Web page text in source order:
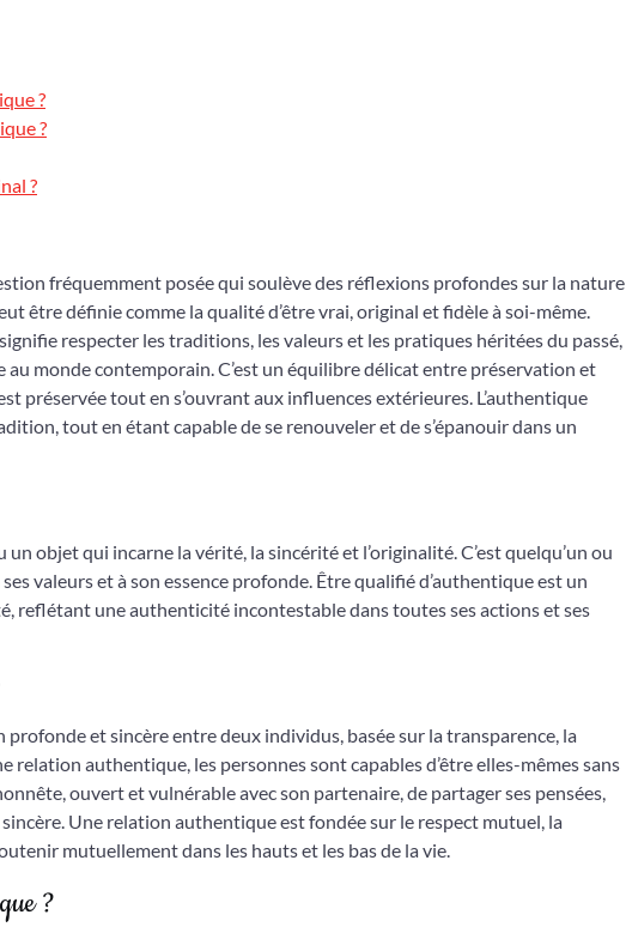
?
?
?
fréquemment posée qui soulève des réflexions profondes sur la nature
être définie comme la qualité d’être vrai, original et fidèle à soi-même.
respecter les traditions, les valeurs et les pratiques héritées du passé,
monde contemporain. C’est un équilibre délicat entre préservation et
préservée tout en s’ouvrant aux influences extérieures. L’authentique
tout en étant capable de se renouveler et de s’épanouir dans un
objet qui incarne la vérité, la sincérité et l’originalité. C’est quelqu’un ou
valeurs et à son essence profonde. Être qualifié d’authentique est un
reflétant une authenticité incontestable dans toutes ses actions et ses
et sincère entre deux individus, basée sur la transparence, la
relation authentique, les personnes sont capables d’être elles-mêmes sans
ouvert et vulnérable avec son partenaire, de partager ses pensées,
Une relation authentique est fondée sur le respect mutuel, la
mutuellement dans les hauts et les bas de la vie.
?